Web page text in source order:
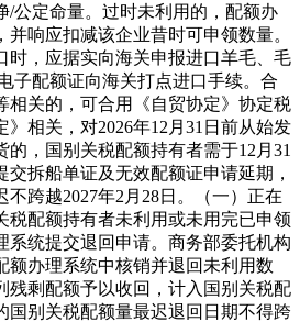
/公定命量。过时未利用的，配额办
响应扣减该企业昔时可申领数量。
时，应据实向海关申报进口羊毛、毛
子配额证向海关打点进口手续。合
相关的，可合用《自贸协定》协定税
相关，对2026年12月31日前从始发
，国别关税配额持有者需于12月31
交拆船单证及无效配额证申请延期，
跨越2027年2月28日。（一）正在
税配额持有者未利用或未用完已申领
系统提交退回申请。商务部委托机构
额办理系统中核销并退回未利用数
残剩配额予以收回，计入国别关税配
国别关税配额量最迟退回日期不得跨